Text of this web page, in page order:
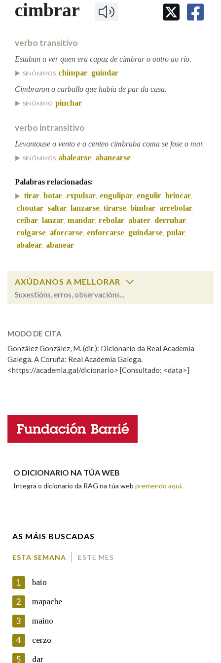
IDENTIDADE CORPORATIVA
MARCIAL DEL ADALID
FIGURAS HOMENAXEADAS
PRIMAVERA DAS LETRAS
PORTAL DAS PALABRAS
Facebook
TwitterYoutubeInstagram
Bluesky
BUSCAR NOS LEMAS
Remata por
Contén
BUSCAR NO CONTIDO
Nos exemplos
Na fraseoloxía
OUTRAS OPCIÓNS DE BUSCA
Pertence a
cimbrar
verbo transitivo
Estaban a ver quen era capaz de cimbrar o outro ao río.
SINÓNIMOS chimpar, guindar
Cimbraron o carballo que había de par da casa.
SINÓNIMO pinchar
verbo intransitivo
Levantouse o vento e o centeo cimbraba coma se fose o mar.
SINÓNIMOS abalearse, abanearse
Palabras relacionadas:
tirar, botar, expulsar, engulipar, engulir, brincar,
choutar, saltar, lanzarse, tirarse, bimbar, arrebolar,
ceibar, lanzar, mandar, rebolar, abater, derrubar,
colgarse, aforcarse, enforcarse, guindarse, pular,
abalear, abanear
AXÚDANOS A MELLORAR
Suxestións, erros, observacións...
ESCOLLE UNHA OPCIÓN:
Observación Hai un erro na palabra
Propoño mellorar a definición
Nome
En cumprimento da normativa vixente en materia de
Protección de Datos de Carácter Persoal, a Real Academia
Galega informa a aqueles usuarios que faciliten o seu correo
electrónico, así como calquera outra información de carácter
MODO DE CITA
González González, M. (dir.): Dicionario da Real Academia
Galega. A Coruña: Real Academia Galega.
<https://academia.gal/dicionario> [Consultado: <data>]
O DICIONARIO NA TÚA WEB
Integra o dicionario da RAG na túa web premendo aquí.
AS MÁIS BUSCADAS
ESTA SEMANA ESTE MES
1 baio
2 mapache
3 maino
4 cerzo
5 dar